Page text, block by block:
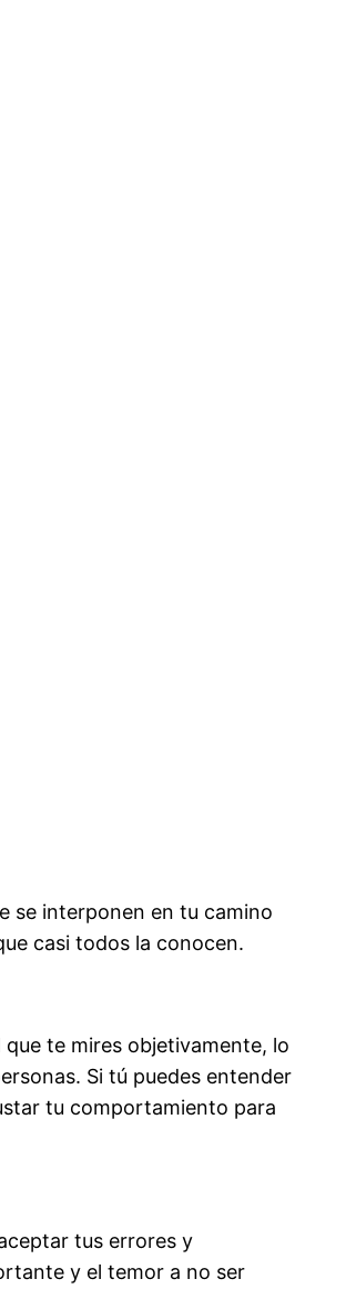
se interponen en tu camino
casi todos la conocen.
te mires objetivamente, lo
Si tú puedes entender
tu comportamiento para
tus errores y
y el temor a no ser